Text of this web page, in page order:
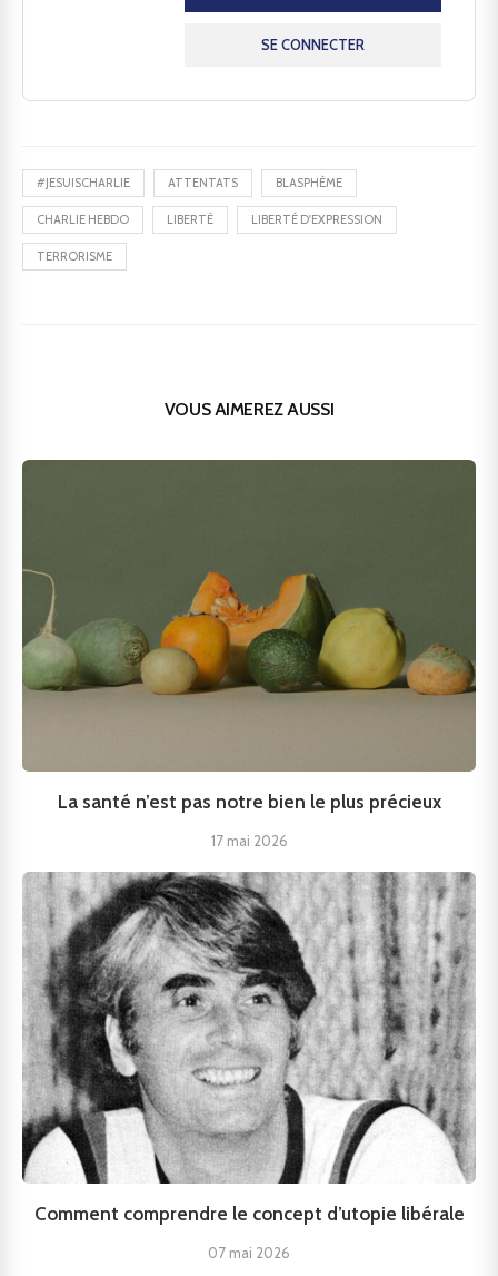
SE CONNECTER
#JESUISCHARLIE ATTENTATS BLASPHÈME
CHARLIE HEBDO LIBERTÉ LIBERTÉ D'EXPRESSION
TERRORISME
VOUS AIMEREZ AUSSI
La santé n’est pas notre bien le plus précieux
17 mai 2026
Comment comprendre le concept d’utopie libérale
07 mai 2026